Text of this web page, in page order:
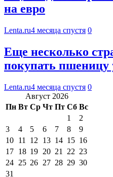
на евро
Lenta.ru4 месяца спустя 0
Еще несколько
покупать пшеницу
Lenta.ru4 месяца спустя 0
Август 2026
Пн Вт Ср Чт Пт Сб Вс
1
2
3
4 5 6 7 8
9
10 11 12 13 14 15 16
17 18 19 20 21 22 23
24 25 26 27 28 29 30
31